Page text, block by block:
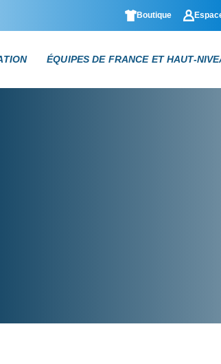
Boutique
ÉQUIPES DE FRANCE ET HAUT-